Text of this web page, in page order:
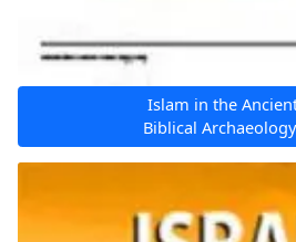
Islam in the
Biblical